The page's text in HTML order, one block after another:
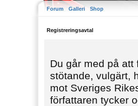
Forum Galleri Shop
Registreringsavtal
Du går med på
stötande, vulgärt,
mot Sveriges
författaren tycker